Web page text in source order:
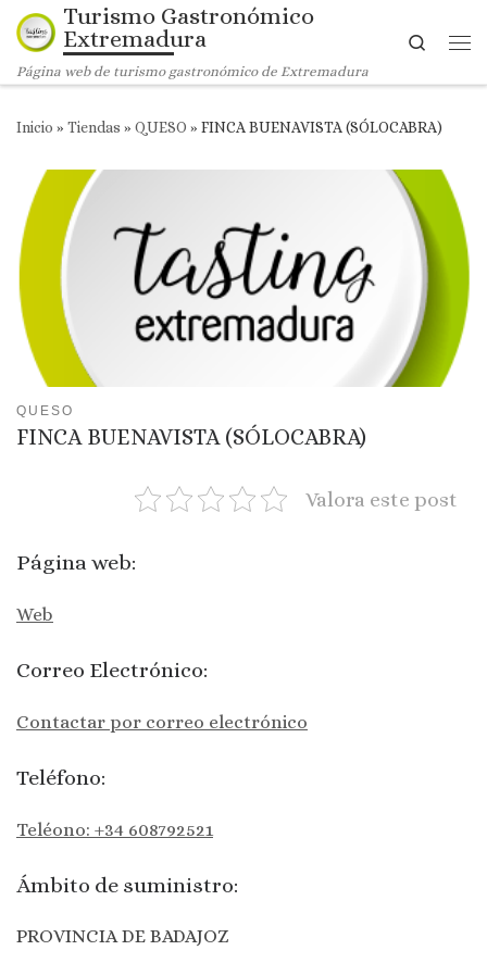
Saltar al contenido
Turismo Gastronómico
Extremadura
Página web de turismo gastronómico de Extremadura
Search
Inicio » Tiendas » QUESO » FINCA BUENAVISTA (SÓLOCABRA)
QUESO
FINCA BUENAVISTA (SÓLOCABRA)
Valora este post
Página web:
Web
Correo Electrónico:
Contactar por correo electrónico
Teléfono:
Teléono: +34 608792521
Ámbito de suministro:
PROVINCIA DE BADAJOZ